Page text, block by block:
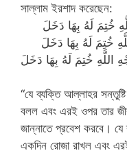
সাল্লাম ইরশাদ করেছেন:
خُتِمَ لَهُ بِهَا دَخَلَ
خُتِمَ لَهُ بِهَا دَخَلَ
اللَّهِ خُتِمَ لَهُ بِهَا دَخَلَ
“যে ব্যক্তি আল্লাহর সন্তুষ্টি
বলল এবং এরই ওপর তার
জান্নাতে প্রবেশ করবে। যে
একদিন রোজা রাখল এবং